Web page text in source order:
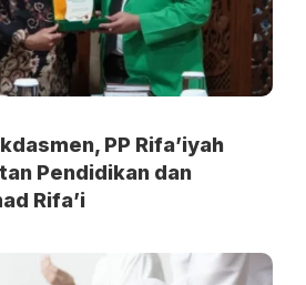
PP Rifa’iyah
Pendidikan dan
Rifa’i